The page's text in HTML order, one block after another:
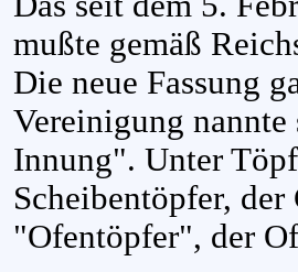
mußte gemäß
Die neue Fassung
Vereinigung
Innung". Unter
Scheibentöpfer,
"Ofentöpfer", der